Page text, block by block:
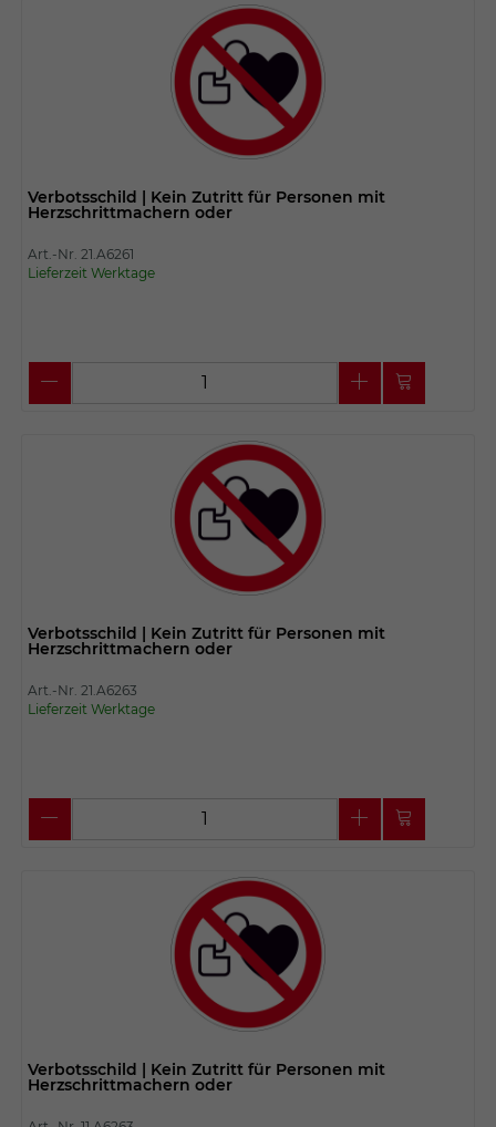
Verbotsschild | Kein Zutritt für Personen mit
Herzschrittmachern oder
Art.-Nr. 21.A6261
Lieferzeit Werktage
Verbotsschild | Kein Zutritt für Personen mit
Herzschrittmachern oder
Art.-Nr. 21.A6263
Lieferzeit Werktage
Verbotsschild | Kein Zutritt für Personen mit
Herzschrittmachern oder
der Webseite anmeldet. Dient zum
festhalten des Login Status.